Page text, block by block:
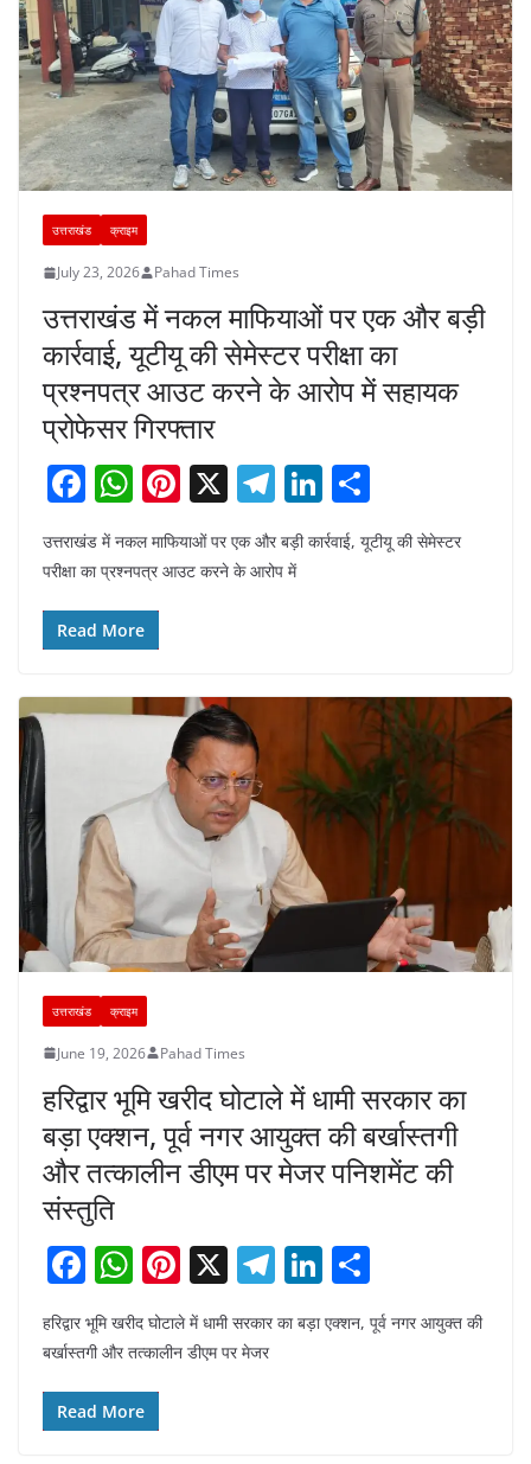
उत्तराखंड क्राइम
July 23, 2026 Pahad Times
उत्तराखंड में नकल माफियाओं पर एक और बड़ी
कार्रवाई, यूटीयू की सेमेस्टर परीक्षा का
प्रश्नपत्र आउट करने के आरोप में सहायक
प्रोफेसर गिरफ्तार
F
a
c
e
b
o
W
at
s
A
p
Pi
nt
er
X T
el
e
Li
n
k
h
ar
उत्तराखंड में नकल माफियाओं पर एक और बड़ी कार्रवाई, यूटीयू की सेमेस्टर
परीक्षा का प्रश्नपत्र आउट करने के आरोप में
Read More
उत्तराखंड क्राइम
June 19, 2026 Pahad Times
हरिद्वार भूमि खरीद घोटाले में धामी सरकार का
बड़ा एक्शन, पूर्व नगर आयुक्त की बर्खास्तगी
और तत्कालीन डीएम पर मेजर पनिशमेंट की
संस्तुति
F
a
c
e
b
W
h
at
s
A
Pi
nt
er
X T
e
Li
k
h
ar
हरिद्वार भूमि खरीद घोटाले में धामी सरकार का बड़ा एक्शन, पूर्व नगर आयुक्त की
बर्खास्तगी और तत्कालीन डीएम पर मेजर
Read More